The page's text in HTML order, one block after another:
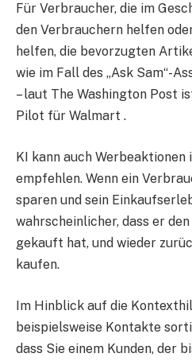
Für Verbraucher, die im
den Verbrauchern helfen
helfen, die bevorzugten
wie im Fall des „Ask Sam“-
– laut The Washington Post
Pilot für Walmart .
KI kann auch
empfehlen. Wenn ein
sparen und sein
wahrscheinlicher, dass er
gekauft hat, und wieder
kaufen.
Im Hinblick auf die
beispielsweise Kontakte
dass Sie einem Kunden, der